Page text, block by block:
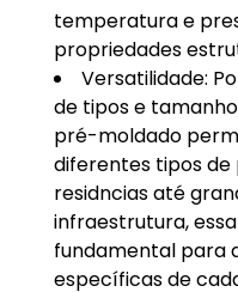
temperatura e
propriedades
Versatilidade:
de tipos e
pré-moldado
diferentes tipos de
residncias até
infraestrutura,
fundamental para
específicas de